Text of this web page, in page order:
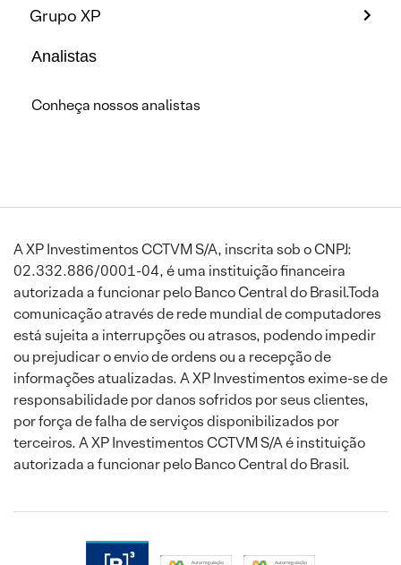
Grupo XP
Analistas
Conheça nossos analistas
A XP Investimentos CCTVM S/A, inscrita sob o CNPJ:
02.332.886/0001-04, é uma instituição financeira
autorizada a funcionar pelo Banco Central do Brasil.Toda
comunicação através de rede mundial de computadores
está sujeita a interrupções ou atrasos, podendo impedir
ou prejudicar o envio de ordens ou a recepção de
informações atualizadas. A XP Investimentos exime-se de
responsabilidade por danos sofridos por seus clientes,
por força de falha de serviços disponibilizados por
terceiros. A XP Investimentos CCTVM S/A é instituição
autorizada a funcionar pelo Banco Central do Brasil.